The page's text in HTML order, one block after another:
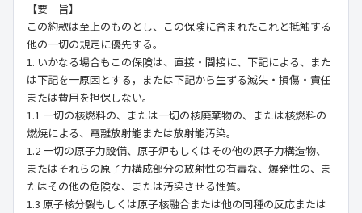
【要 旨】
この約款は至上のものとし、この保険に含まれたこれと抵触する
他の一切の規定に優先する。
1. いかなる場合もこの保険は、直接・間接に、下記による、また
は下記を一原因とする，または下記から生ずる滅失・損傷・責任
または費用を担保しない。
1.1 一切の核燃料の、または一切の核廃棄物の、または核燃料の
燃焼による、電離放射能または放射能汚染。
1.2 一切の原子力設備、原子炉もしくはその他の原子力構造物、
またはそれらの原子力構成部分の放射性の有毒な、爆発性の、ま
たはその他の危険な、または汚染させる性質。
1.3 原子核分裂もしくは原子核融合または他の同種の反応または